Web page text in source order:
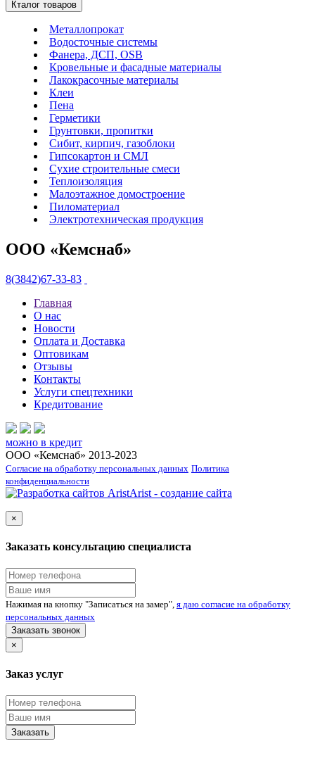
Кталог товаров
Металлопрокат
Водосточные системы
Фанера, ДСП, OSB
Кровельные и фасадные материалы
Лакокрасочные материалы
Клеи
Пена
Герметики
Грунтовки, пропитки
Сибит, кирпич, газоблоки
Гипсокартон и СМЛ
Сухие строительные смеси
Теплоизоляция
Малоэтажное домостроение
Пиломатериал
Электротехническая продукция
ООО «Кемснаб»
8(3842)67-33-83
Главная
О нас
Новости
Оплата и Доставка
Оптовикам
Отзывы
Контакты
Услуги спецтехники
Кредитование
можно в кредит
ООО «Кемснаб» 2013-2023
Согласие на обработку персональных данных Политика
конфиденциальности
Arist - создание сайта
×
Заказать консультацию специалиста
Нажимая на кнопку "Записаться на замер", я даю согласие на обработку
персональных данных
Заказать звонок
×
Заказ услуг
Заказать